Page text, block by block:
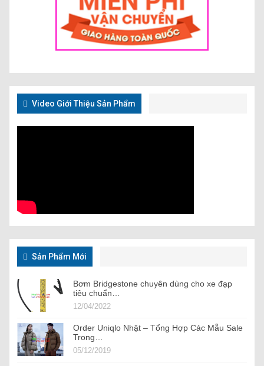
Video Giới Thiệu Sản Phẩm
Sản Phẩm Mới
Bơm Bridgestone chuyên dùng cho xe đạp
tiêu chuẩn…
12/04/2022
Order Uniqlo Nhật – Tổng Hợp Các Mẫu Sale
Trong…
05/12/2019